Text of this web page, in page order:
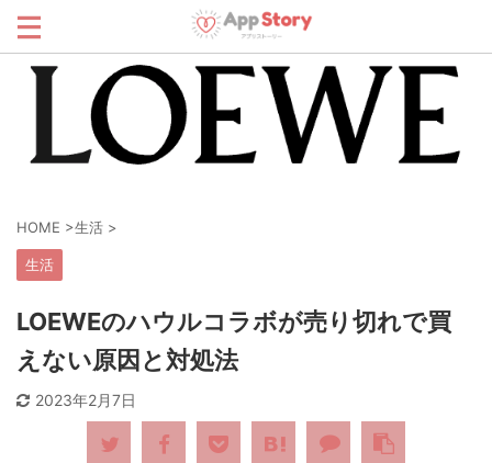
HOME >生活 >
生活
LOEWEのハウルコラボが売り切れで買
えない原因と対処法
2023年2月7日